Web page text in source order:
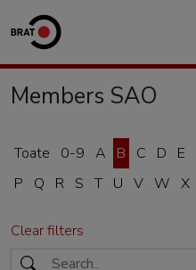
Members SAO
Toate 0-9 A B C D E
P
Q R S T U V W X
Clear filters